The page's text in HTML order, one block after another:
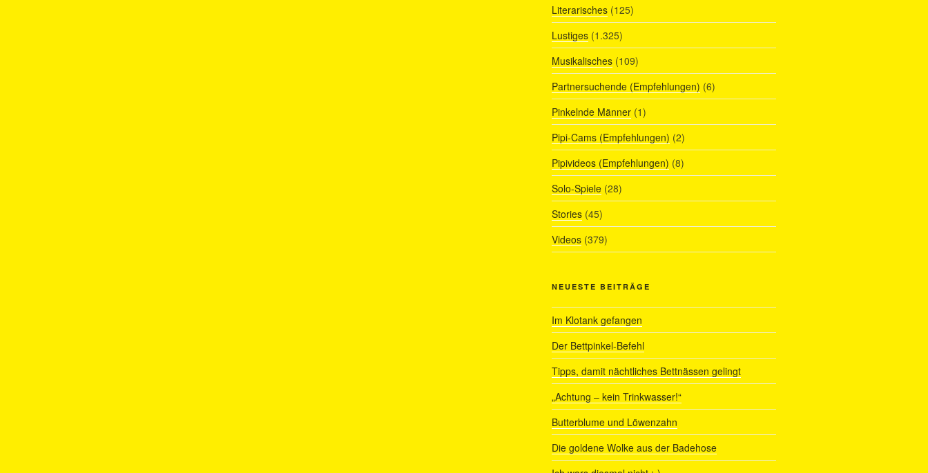
Literarisches(125)
Lustiges(1.325)
Musikalisches(109)
Partnersuchende (Empfehlungen) (6)
Pinkelnde Männer(1)
Pipi-Cams (Empfehlungen) (2)
Pipivideos (Empfehlungen) (8)
Solo-Spiele(28)
Stories(45)
Videos(379)
NEUESTE BEITRÄGE
Im Klotank gefangen
Der Bettpinkel-Befehl
Tipps, damit nächtliches Bettnässen gelingt
„Achtung – kein Trinkwasser!“
Butterblume und Löwenzahn
Die goldene Wolke aus der Badehose